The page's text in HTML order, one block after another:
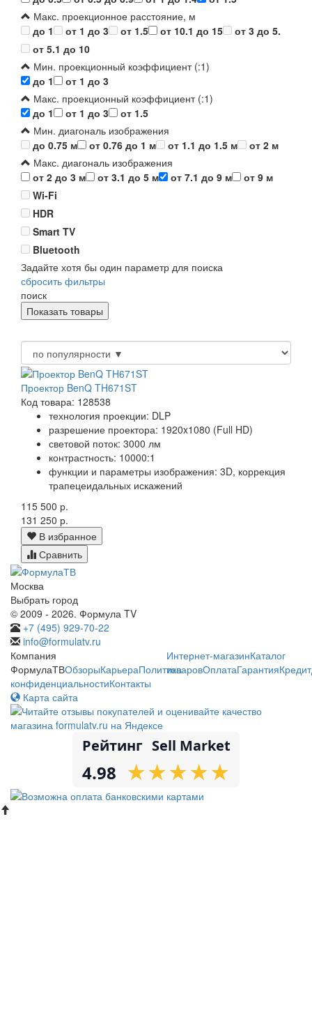
Макс. проекционное расстояние, м
до 1
от 1 до 3 от 1.5 от 10.1 до 15
от 3 до 5.
от 5.1 до 10
Мин. проекционный коэффициент (:1)
до 1
от 1 до 3
Макс. проекционный коэффициент (:1)
до 1
от 1 до 3
от 1.5
Мин. диагональ изображения
до 0.75 м
от 0.76 до 1 м от 1.1 до 1.5 м
от 2 м
Макс. диагональ изображения
от 2 до 3 м
от 3.1 до 5 м от 7.1 до 9 м
от 9 м
Wi-Fi
HDR
Smart TV
Bluetooth
Задайте хотя бы один параметр для поиска
сбросить фильтры
поиск
Проектор BenQ TH671ST
Код товара: 128538
технология проекции: DLP
разрешение проектора: 1920x1080 (Full HD)
световой поток: 3000 лм
контрастность: 10000:1
функции и параметры изображения: 3D, коррекция
трапецеидальных искажений
115 500 р.
131 250 р.
В избранное
Сравнить
Москва
Выбрать город
© 2009 - 2026. Формула TV
+7 (495) 929-70-22
info@formulatv.ru
Компания
ФормулаТВОбзорыКарьераПолитика
конфиденциальностиКонтакты
Интернет-магазинКаталог
товаровОплатаГарантияКредит
Карта сайта
Рейтинг Sell Market
4.98 ★
★★
★★
★★
★★
★